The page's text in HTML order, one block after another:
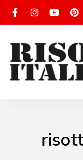
Ricettario
di ricette